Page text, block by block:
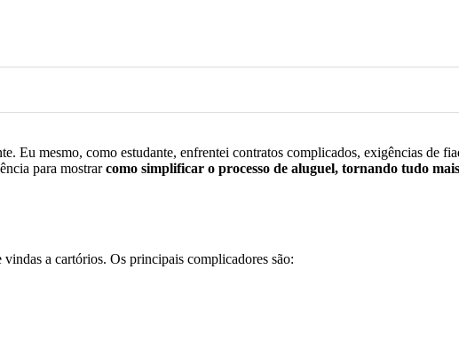
Eu mesmo, como estudante, enfrentei contratos complicados, exigências de
para mostrarcomo simplificar o processo de aluguel, tornando tudo
a cartórios. Os principais complicadores são: